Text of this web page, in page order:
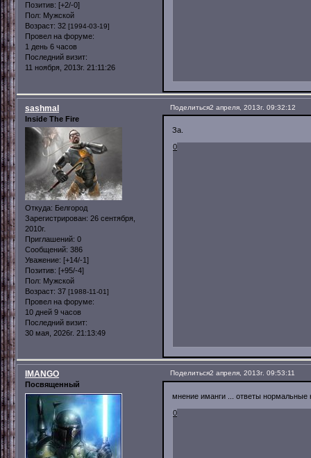
Позитив: [+2/-0]
Пол: Мужской
Возраст: 32 [1994-03-19]
Провел на форуме:
1 день 6 часов
Последний визит:
11 ноября, 2013г. 21:11:26
Поделиться2 апреля, 2013г. 09:32:12
sashmal
Inside The Fire
Откуда: Белгород
Зарегистрирован: 26 сентября,
2010г.
Приглашений: 0
Сообщений: 386
Уважение: [+14/-1]
Позитив: [+95/-4]
Пол: Мужской
Возраст: 37 [1988-11-01]
Провел на форуме:
10 дней 9 часов
Последний визит:
30 мая, 2026г. 21:13:49
За.
0
Поделиться2 апреля, 2013г. 09:53:11
IMANGO
Посвященный
мнение иманги ... ответы нормальные
0